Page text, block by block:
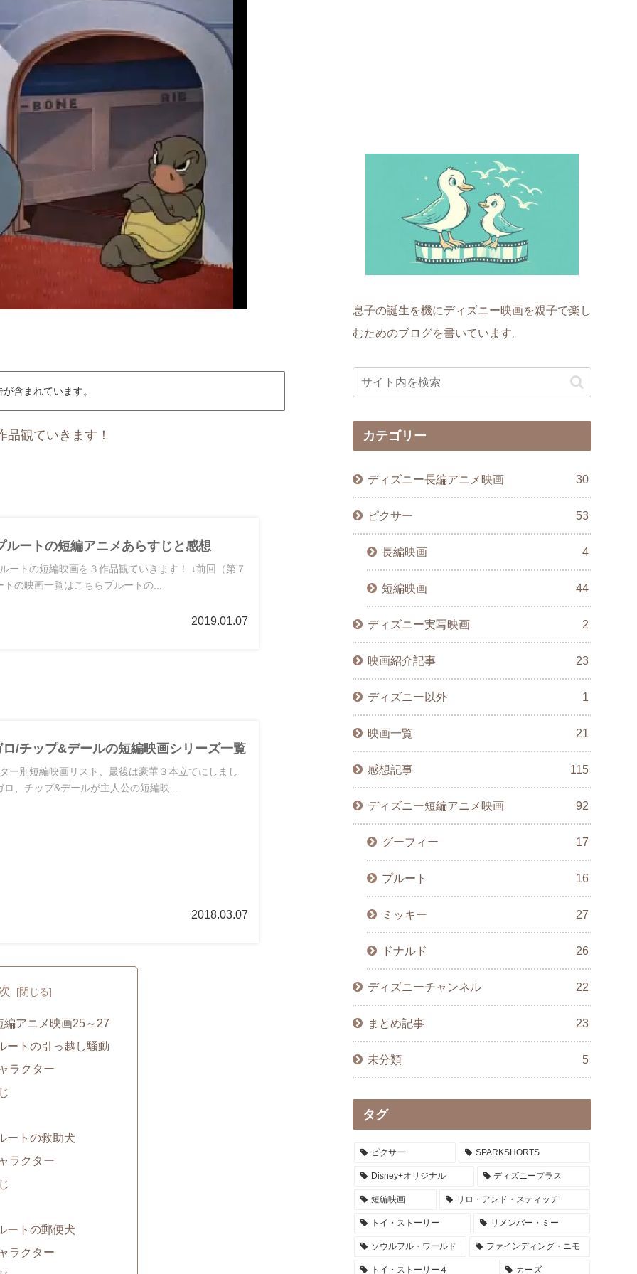
含まれています。
観ていきます！
ルートの短編アニメあらすじと感想
ートの短編映画を３作品観ていきます！ ↓前回（第７
の映画一覧はこちらプルートの...
2019.01.07
/チップ&デールの短編映画シリーズ一覧
ー別短編映画リスト、最後は豪華３本立てにしまし
、チップ&デールが主人公の短編映...
2018.03.07
編アニメ映画25～27
ートの引っ越し騒動
ラクター
ートの救助犬
ラクター
ートの郵便犬
ラクター
息子の誕生を機にディズニー映画を親子で楽し
むためのブログを書いています。
カテゴリー
ディズニー長編アニメ映画 30
ピクサー 53
長編映画 4
短編映画 44
ディズニー実写映画 2
映画紹介記事 23
ディズニー以外 1
映画一覧 21
感想記事 115
ディズニー短編アニメ映画 92
グーフィー 17
プルート 16
ミッキー 27
ドナルド 26
ディズニーチャンネル 22
まとめ記事 23
未分類 5
タグ
ピクサー SPARKSHORTS
Disney+オリジナル ディズニープラス
短編映画 リロ・アンド・スティッチ
トイ・ストーリー リメンバー・ミー
ソウルフル・ワールド ファインディング・ニモ
トイ・ストーリー４ カーズ